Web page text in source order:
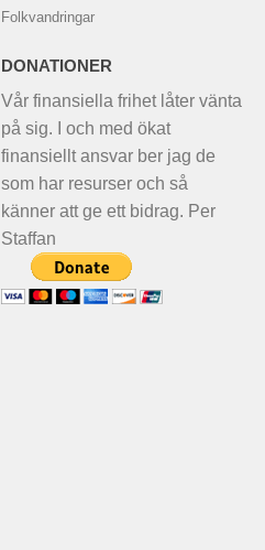
Folkvandringar
DONATIONER
Vår finansiella frihet låter vänta
på sig. I och med ökat
finansiellt ansvar ber jag de
som har resurser och så
känner att ge ett bidrag. Per
Staffan